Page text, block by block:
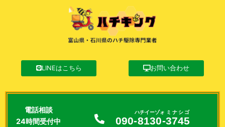
LINEはこちら お問い合わせ
電話相談
24時間受付中
090-8130
ハチイーゾォ
-3745
ミナシゴ